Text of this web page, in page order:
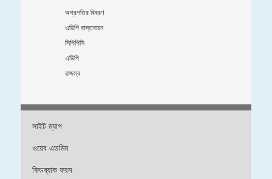
অগ্রগতির বিবরণ
এডিপি বাস্তবায়ন
সিপিপিসি
এডিপি
রাজস্ব
সাইট ম্যাপ
ওয়েব এডমিন
ফিডব্যাক ফরম